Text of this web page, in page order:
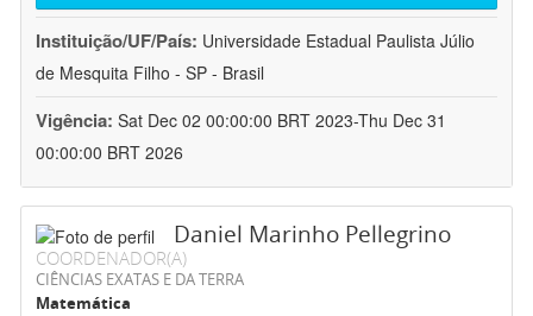
Instituição/UF/País: Universidade Estadual Paulista Júlio
de Mesquita Filho - SP - Brasil
Vigência: Sat Dec 02 00:00:00 BRT 2023-Thu Dec 31
00:00:00 BRT 2026
Daniel Marinho Pellegrino
COORDENADOR(A)
CIÊNCIAS EXATAS E DA TERRA
Matemática